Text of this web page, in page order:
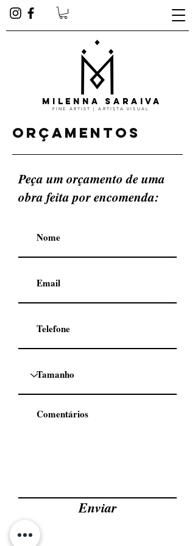
MILENNA SARAIVA
FINE ARTIST | ARTISTA VISUAL
Orçamentos
Peça um orçamento de uma
obra feita por encomenda:
Enviar